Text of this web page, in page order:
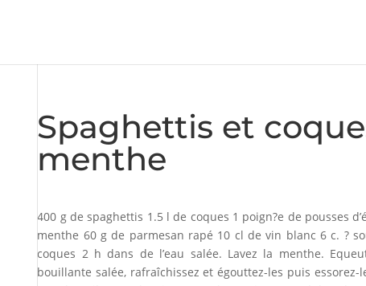
Spaghettis et
menthe
400 g de spaghettis 1.5 l de coques 1 poign?e de pousses
menthe 60 g de parmesan rapé 10 cl de vin blanc 6 c. ?
coques 2 h dans de l’eau salée. Lavez la menthe.
bouillante salée, rafraîchissez et égouttez-les puis